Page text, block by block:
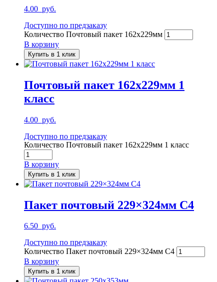
4.00 руб.
Доступно по предзаказу
Количество Почтовый пакет 162x229мм
В корзину
Купить в 1 клик
Почтовый пакет 162х229мм 1
класс
4.00 руб.
Доступно по предзаказу
Количество Почтовый пакет 162х229мм 1 класс
В корзину
Купить в 1 клик
Пакет почтовый 229×324мм С4
6.50 руб.
Доступно по предзаказу
Количество Пакет почтовый 229×324мм С4
В корзину
Купить в 1 клик